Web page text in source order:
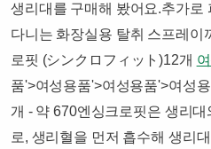
생리대를 구매해 봤어요.​추가로
다니는 화장실용 탈취 스프레이
로핏 (シンクロフィット)12개
품'>여성용품'>여성용품'>여성
개 - 약 670엔싱크로핏은 생리
로, 생리혈을 먼저 흡수해 생리